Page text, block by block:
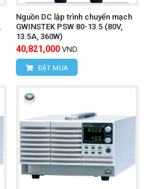
Nguồn DC lập trình chuyển mạch
GWINSTEK PSW 80-13.5 (80V,
13.5A, 360W)
40,821,000 VND
ĐẶT MUA